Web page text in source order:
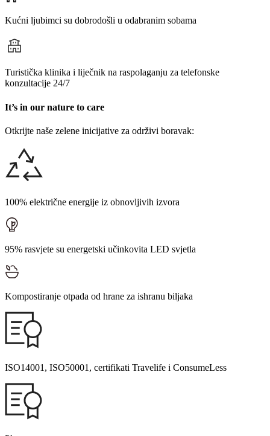
Kućni ljubimci su dobrodošli u odabranim sobama
Turistička klinika i liječnik na raspolaganju za telefonske
konzultacije 24/7
It’s in our nature to care
Otkrijte naše zelene inicijative za održivi boravak:
100% električne energije iz obnovljivih izvora
95% rasvjete su energetski učinkovita LED svjetla
Kompostiranje otpada od hrane za ishranu biljaka
ISO14001, ISO50001, certifikati Travelife i ConsumeLess